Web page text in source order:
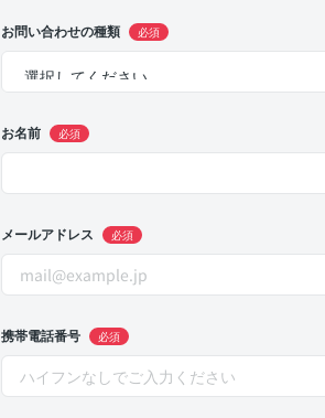
お問い合わせの種類 必須
お名前 必須
メールアドレス 必須
携帯電話番号 必須